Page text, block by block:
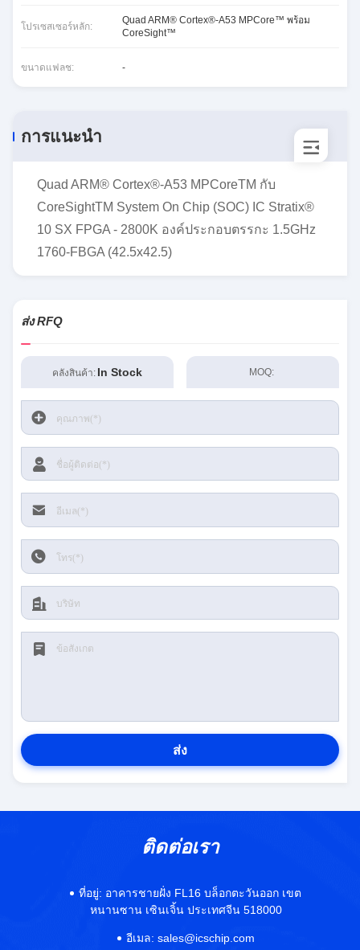
โปรเซสเซอร์หลัก:
Quad ARM® Cortex®-A53 MPCore™ พร้อม
CoreSight™
ขนาดแฟลช: -
การแนะนำ
Quad ARM® Cortex®-A53 MPCoreTM กับ
CoreSightTM System On Chip (SOC) IC Stratix®
10 SX FPGA - 2800K องค์ประกอบตรรกะ 1.5GHz
1760-FBGA (42.5x42.5)
ส่ง RFQ
คลังสินค้า: In Stock MOQ:
ส่ง
ติดต่อเรา
ที่อยู่: อาคารชายฝั่ง FL16 บล็อกตะวันออก เขต
หนานซาน เซินเจิ้น ประเทศจีน 518000
อีเมล: sales@icschip.com